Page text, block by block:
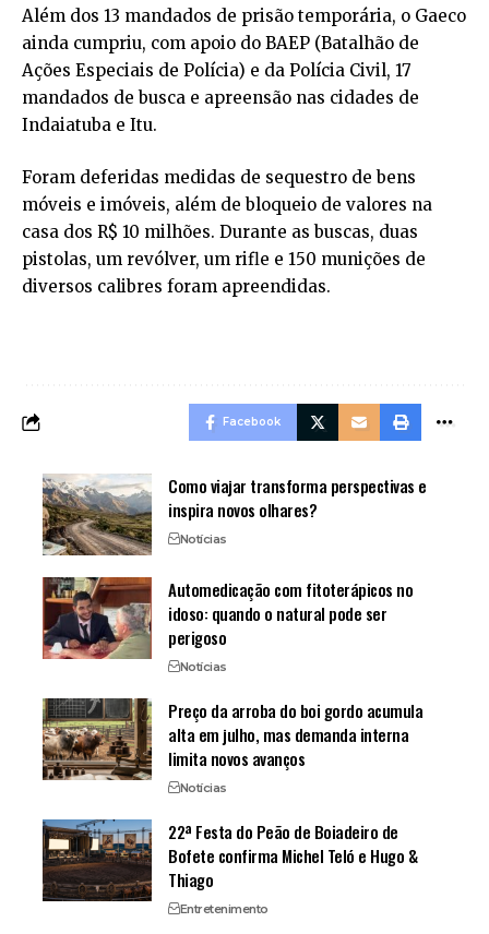
Além dos 13 mandados de prisão temporária, o Gaeco
ainda cumpriu, com apoio do BAEP (Batalhão de
Ações Especiais de Polícia) e da Polícia Civil, 17
mandados de busca e apreensão nas cidades de
Indaiatuba e Itu.
Foram deferidas medidas de sequestro de bens
móveis e imóveis, além de bloqueio de valores na
casa dos R$ 10 milhões. Durante as buscas, duas
pistolas, um revólver, um rifle e 150 munições de
diversos calibres foram apreendidas.
Facebook
Como viajar transforma perspectivas e
inspira novos olhares?
Notícias
Automedicação com fitoterápicos no
idoso: quando o natural pode ser
perigoso
Notícias
Preço da arroba do boi gordo acumula
alta em julho, mas demanda interna
limita novos avanços
Notícias
22ª Festa do Peão de Boiadeiro de
Bofete confirma Michel Teló e Hugo &
Thiago
Entretenimento